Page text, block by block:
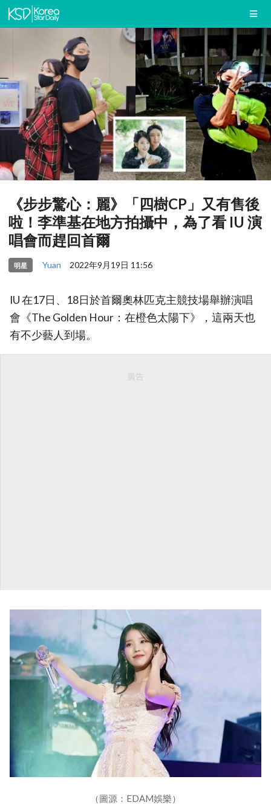
《步步驚心：麗》「四樹CP」又有售後
啦！李準基在地方拍攝中，為了看 IU 演
唱會而趕回首爾
明星 Yuan 2022年9月19日 11:56
IU 在17日、18日於首爾奧林匹克主競技場舉辦演唱
會《The Golden Hour：在橙色太陽下》，這兩天也
有不少藝人到場。
廣告
（圖源：EDAM娛樂）